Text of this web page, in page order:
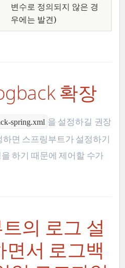
변수로 정의되지 않은 경
우에는 발견)
확장
spring.xml 을 설정하길 권장
하면 스프링부트가 설정하기
하기 때문에 제어할 수가
의 로그 설
서 로그백